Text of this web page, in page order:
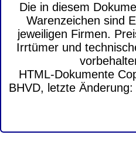
Die in diesem
Warenzeichen sind
jeweiligen Firmen.
Irrtümer und
HTML-Dokumente
BHVD, letzte